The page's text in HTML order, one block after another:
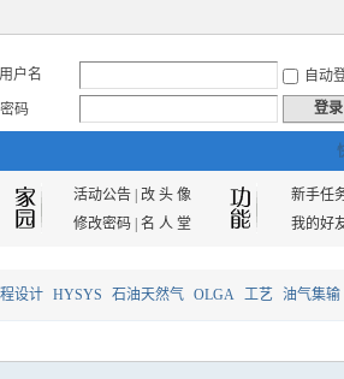
用户名 自动
密码
登录
活动公告| 改 头 像 新手任
修改密码| 名 人 堂 我的好
设计 HYSYS 石油天然气 OLGA 工艺 油气集输